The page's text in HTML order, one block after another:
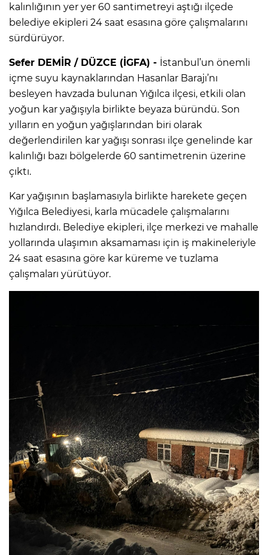
kalınlığının yer yer 60 santimetreyi aştığı ilçede
belediye ekipleri 24 saat esasına göre çalışmalarını
sürdürüyor.
Sefer DEMİR / DÜZCE (İGFA) - İstanbul’un önemli
içme suyu kaynaklarından Hasanlar Barajı’nı
besleyen havzada bulunan Yığılca ilçesi, etkili olan
yoğun kar yağışıyla birlikte beyaza büründü. Son
yılların en yoğun yağışlarından biri olarak
değerlendirilen kar yağışı sonrası ilçe genelinde kar
kalınlığı bazı bölgelerde 60 santimetrenin üzerine
çıktı.
Kar yağışının başlamasıyla birlikte harekete geçen
Yığılca Belediyesi, karla mücadele çalışmalarını
hızlandırdı. Belediye ekipleri, ilçe merkezi ve mahalle
yollarında ulaşımın aksamaması için iş makineleriyle
24 saat esasına göre kar küreme ve tuzlama
çalışmaları yürütüyor.